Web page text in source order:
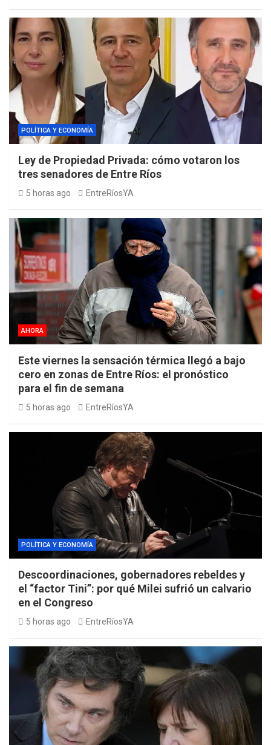
POLÍTICA Y ECONOMÍA
Ley de Propiedad Privada: cómo votaron los
tres senadores de Entre Ríos
5 horas ago EntreRíosYA
AHORA
Este viernes la sensación térmica llegó a bajo
cero en zonas de Entre Ríos: el pronóstico
para el fin de semana
5 horas ago EntreRíosYA
POLÍTICA Y ECONOMÍA
Descoordinaciones, gobernadores rebeldes y
el “factor Tini”: por qué Milei sufrió un calvario
en el Congreso
5 horas ago EntreRíosYA